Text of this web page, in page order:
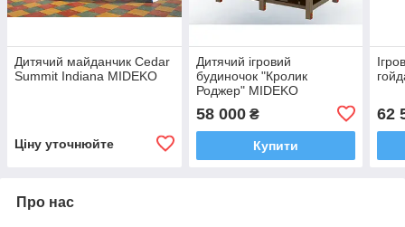
Дитячий майданчик Cedar
Summit Indiana MIDEKO
Ціну уточнюйте
Дитячий ігровий
будиночок "Кролик
Роджер" MIDEKO
58 000₴
Купити
62
Про нас